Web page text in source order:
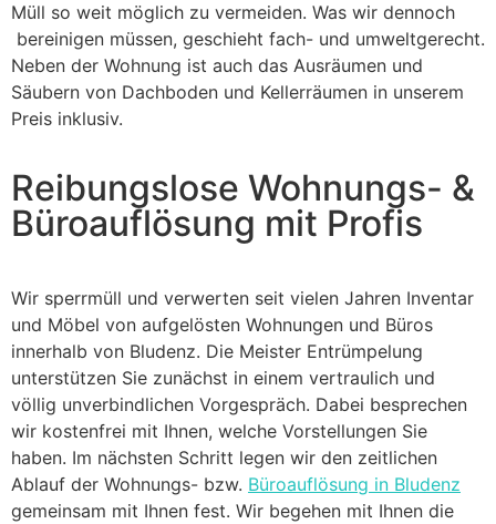
Müll so weit möglich zu vermeiden. Was wir dennoch
bereinigen müssen, geschieht fach- und umweltgerecht.
Neben der Wohnung ist auch das Ausräumen und
Säubern von Dachboden und Kellerräumen in unserem
Preis inklusiv.
Reibungslose Wohnungs- &
Büroauflösung mit Profis
Wir sperrmüll und verwerten seit vielen Jahren Inventar
und Möbel von aufgelösten Wohnungen und Büros
innerhalb von Bludenz. Die Meister Entrümpelung
unterstützen Sie zunächst in einem vertraulich und
völlig unverbindlichen Vorgespräch. Dabei besprechen
wir kostenfrei mit Ihnen, welche Vorstellungen Sie
haben. Im nächsten Schritt legen wir den zeitlichen
Ablauf der Wohnungs- bzw. Büroauflösung in Bludenz
gemeinsam mit Ihnen fest. Wir begehen mit Ihnen die